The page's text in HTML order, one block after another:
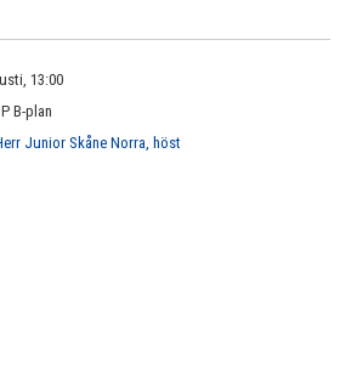
13:00
B-plan
Junior Skåne Norra, höst